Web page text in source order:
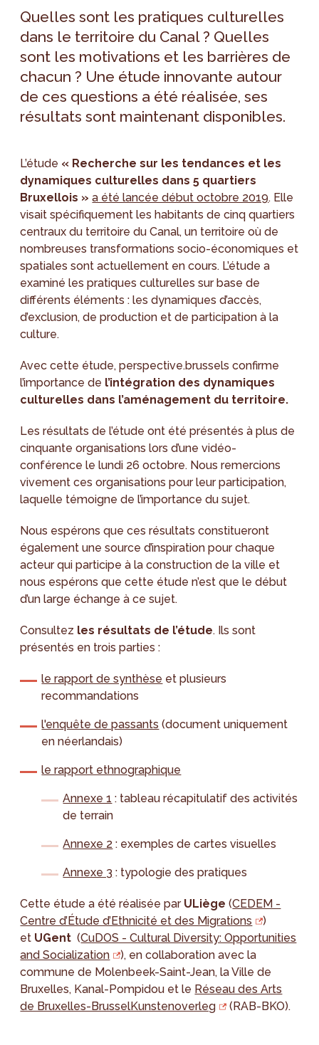
Quelles sont les pratiques culturelles
dans le territoire du Canal ? Quelles
sont les motivations et les barrières de
chacun ? Une étude innovante autour
de ces questions a été réalisée, ses
résultats sont maintenant disponibles.
L’étude « Recherche sur les tendances et les
dynamiques culturelles dans 5 quartiers
Bruxellois » a été lancée début octobre 2019. Elle
visait spécifiquement les habitants de cinq quartiers
centraux du territoire du Canal, un territoire où de
nombreuses transformations socio-économiques et
spatiales sont actuellement en cours. L’étude a
examiné les pratiques culturelles sur base de
différents éléments : les dynamiques d’accès,
d’exclusion, de production et de participation à la
culture.
Avec cette étude, perspective.brussels confirme
l’importance de l’intégration des dynamiques
culturelles dans l’aménagement du territoire.
Les résultats de l’étude ont été présentés à plus de
cinquante organisations lors d’une vidéo-
conférence le lundi 26 octobre. Nous remercions
vivement ces organisations pour leur participation,
laquelle témoigne de l’importance du sujet.
Nous espérons que ces résultats constitueront
également une source d’inspiration pour chaque
acteur qui participe à la construction de la ville et
nous espérons que cette étude n’est que le début
d’un large échange à ce sujet.
Consultez les résultats de l’étude. Ils sont
présentés en trois parties :
le rapport de synthèse et plusieurs
recommandations
l'enquête de passants (document uniquement
en néerlandais)
le rapport ethnographique
​​​Annexe 1 : tableau récapitulatif des activités
de terrain
Annexe 2 : exemples de cartes visuelles
Annexe 3 : typologie des pratiques
Cette étude a été réalisée par ULiège (CEDEM -
Centre d’Étude d’Ethnicité et des Migrations
)
et UGent (CuDOS - Cultural Diversity: Opportunities
and Socialization
), en collaboration avec la
commune de Molenbeek-Saint-Jean, la Ville de
Bruxelles, Kanal-Pompidou et le Réseau des Arts
de Bruxelles-BrusselKunstenoverleg
(RAB-BKO).